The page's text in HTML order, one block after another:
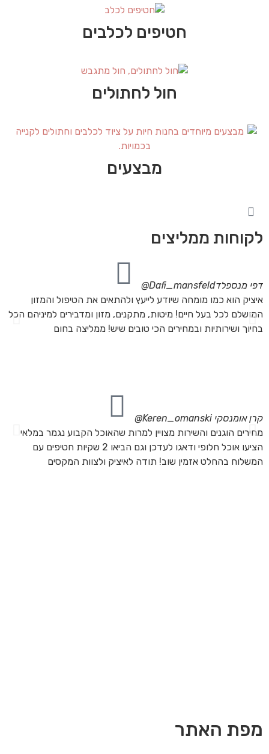
חטיפים לכלבים
חול לחתולים
מבצעים
לקוחות ממליצים
דפי מנספלדDafi_mansfeld@
איציק הוא כמו מומחה שיודע לייעץ ולהתאים את הטיפול והמזון
המושלם לכל בעל חיים! מיטות, מתקנים, מזון ומדבירים למיניהם הכל
בחיוך ושירותיות ובמחירים הכי טובים שיש! ממליצה בחום
קרן אומנסקי Keren_omanski@
מחירים הוגנים והשירות מצויין למרות שהאוכל הקבוע נגמר במלאי
הציעו אוכל חלופי ודאגו לעדכן וגם הביאו 2 שקיות חטיפים עם
המשלוח בהחלט אזמין שוב! תודה לאיציק ולצוות המקסים
מפת האתר